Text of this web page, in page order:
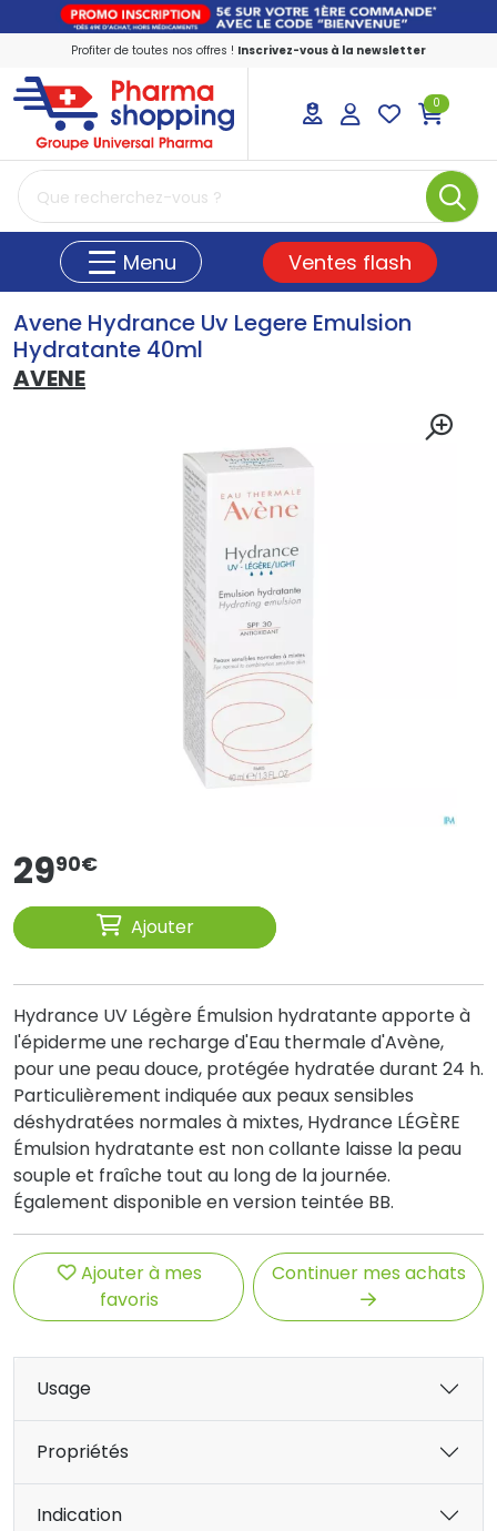
Profiter de toutes nos offres ! Inscrivez-vous à la newsletter
PharmaShopping Votre pharmacie en
0
Menu Ventes flash
Avene Hydrance Uv Legere Emulsion
Hydratante 40ml
AVENE
2990€
Ajouter
Hydrance UV Légère Émulsion hydratante apporte à
l'épiderme une recharge d'Eau thermale d'Avène,
pour une peau douce, protégée hydratée durant 24 h.
Particulièrement indiquée aux peaux sensibles
déshydratées normales à mixtes, Hydrance LÉGÈRE
Émulsion hydratante est non collante laisse la peau
souple et fraîche tout au long de la journée.
Également disponible en version teintée BB.
Ajouter à mes
favoris
Continuer mes achats
Usage
Propriétés
Indication